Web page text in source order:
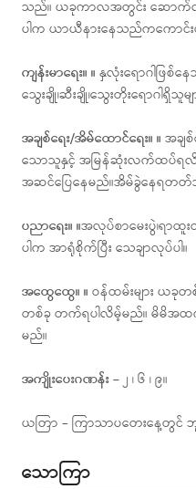
သည်။ ယခုကာလအတွင်း ဆောက်လု
ပါက ယာယီနားနေသည်ကကောင်း
ကျန်းမာရေး။ ။ နှလုံးရောဂါဖြစ်
သွေးချို၊ဆီးချို၊သွေးတိုးရောဂါရှိ
အချစ်ရေး/အိမ်ထောင်ရေး။ ။ အချ
သောသူနှင့် အမြန်ဆုံးလက်ထပ်ရ
အဆင်ပြေနေမည်။အိမ်ခွဲနေရတ
ပညာရေး။ ။အလုပ်စာမေးပွဲ၊ရာထူ
ပါက အာရုံစိုက်ပြီး သေချာလုပ်ပါ။
အထွေထွေ။ ။ ဝန်ထမ်းများ ယခု
တစ်ခု တက်ရပါလိမ့်မည်။ မိမိအထက်
မည်။
အကျိုးပေးဂဏန်း –၂ ၊ ၆ ၊ ၉။
ယတြာ – ကြာသာပတေးနေ့တွင် ဘု
သောကြာ